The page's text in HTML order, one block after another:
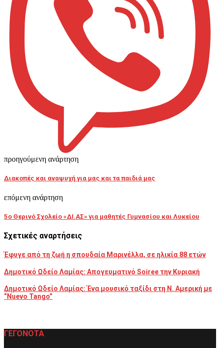
προηγούμενη ανάρτηση
Διακοπές και αναψυχή για μας και τα παιδιά μας
επόμενη ανάρτηση
5ο Θερινό Σχολείο «ΔΙ.ΑΣ» για μαθητές Γυμνασίου και Λυκείου
Σχετικές αναρτήσεις
Έφυγε από τη ζωή η σπουδαία Μαρινέλλα, σε ηλικία 88 ετών
Δημοτικό Ωδείο Λαμίας: Απογευματινό Soiree την Κυριακή
Δημοτικό Ωδείο Λαμίας: Ένα μουσικό ταξίδι στη Ν. Αμερική με
“Nuevo Tango”
ΓΕΓΟΝΟΤΑ